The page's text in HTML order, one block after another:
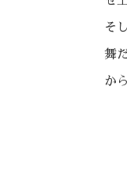
そ
舞
か